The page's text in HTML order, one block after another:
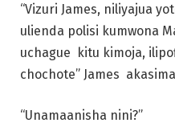
“Vizuri James, niliyajua
ulienda polisi kumwona
uchague kitu kimoja,
chochote” James
“Unamaanisha nini?”